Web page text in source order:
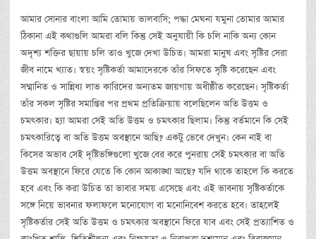
আমার সোনার বাংলা আমি তোমায় ভালবাসি; পদ্ধা মেঘনা যমুনা তোমার আমার
ঠিকানা এই কথাগুলি আমরা বলি কিন্তু সেই অনুযায়ী কি চলি নাকি অন্য কোন
অদৃশ্য শক্তির ছায়ায় চলি তাও খুজে দেখা উচিত। আমরা মানুষ এবং সৃষ্টির সেরা
জীব নামে খ্যাত। স্বয়ং সৃষ্টিকর্তা আমাদেরকে তাঁর সিফতে সৃষ্টি করেছেন এবং
সম্মানিত ও সান্নিধ্য লাভ কারিদের অন্যতম জায়গায় অধীষ্ঠীত করেছেন। সৃষ্টিকর্তা
তাঁর সকল সৃষ্টির সমাপ্তির পর প্রথম প্রতিক্রিয়ায় বলেছিলেন অতি উত্তম ও
চমৎকার। হ্যা আমরা সেই অতি উত্তম ও চমৎকার ছিলাম। কিন্তু বর্তমানে কি সেই
চমৎকারিত্বে বা অতি উত্তম অবস্থানে আছি? একটু ভেবে দেখুন। কেন নাই বা
কিসের অভাব সেই দৃষ্টিভঙ্গিগুলো খুজে বের করে পুনরায় সেই চমৎকার বা অতি
উত্তম অবস্থানে ফিরে যেতে কি কোন আকাঙ্খা আছে? যদি থাকে তাহলে কি করতে
হবে এবং কি করা উচিত তা ভাবার সময় এসেছে এবং এই ভাবনায় সৃষ্টিকর্তাকে
সঙ্গে নিয়ে ভাবনার ফলাফলে মনোযোগ বা মনোনিবেশ করতে হবে। তাহলেই
সৃষ্টিকর্তার সেই অতি উত্তম ও চমৎকার অবস্থানে ফিরে যাব এবং সেই প্রত্যাশিত ও